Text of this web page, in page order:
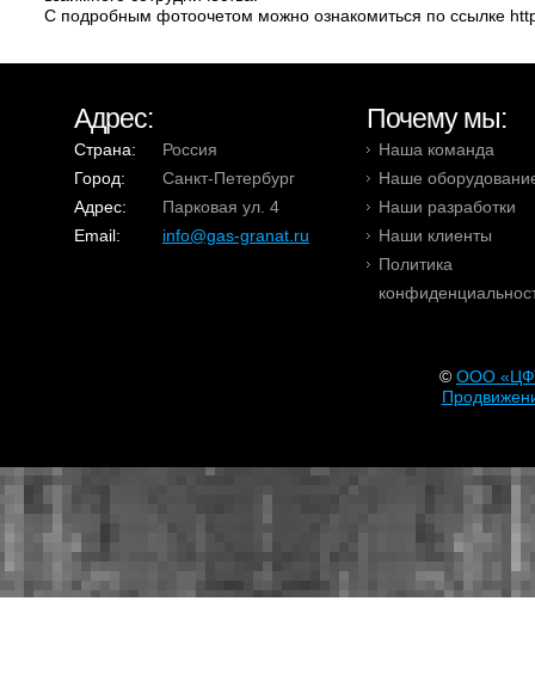
С подробным фотоочетом можно ознакомиться по ссылке
Адрес:
Страна:
Россия
Город:
Санкт-Петербург
Адрес:
Парковая ул. 4
Email:
info@gas-granat.ru
Почему мы:
Наша команда
Наше
Наши разработки
Наши клиенты
Политика
© OOO